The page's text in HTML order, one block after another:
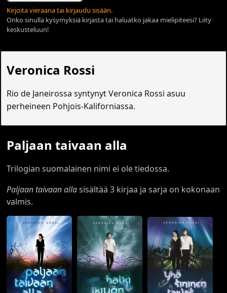
Kirjoita vieraana tai kirjaudu sisään.
Onko sinulla kysymyksiä kirjasta tai haluatko jakaa mielipiteesi? Liity
keskusteluun!
Veronica Rossi
Rio de Janeirossa syntynyt Veronica Rossi asuu
perheineen Pohjois-Kaliforniassa.
Paljaan taivaan alla
Trilogian suomalainen nimi ei ole tiedossa.
Paljaan taivaan allasisältää 3 kirjaa ja sarja on kokonaan
valmis.